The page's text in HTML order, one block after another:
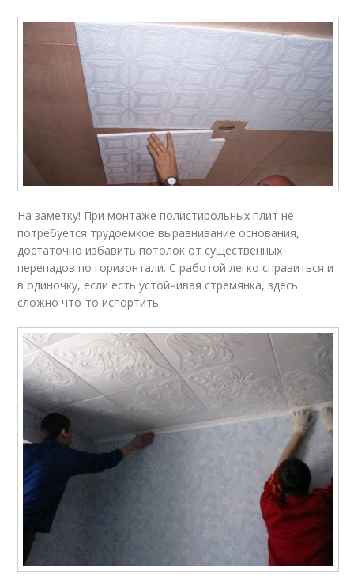
На заметку! При монтаже полистирольных плит не
потребуется трудоемкое выравнивание основания,
достаточно избавить потолок от существенных
перепадов по горизонтали. С работой легко справиться и
в одиночку, если есть устойчивая стремянка, здесь
сложно что-то испортить.